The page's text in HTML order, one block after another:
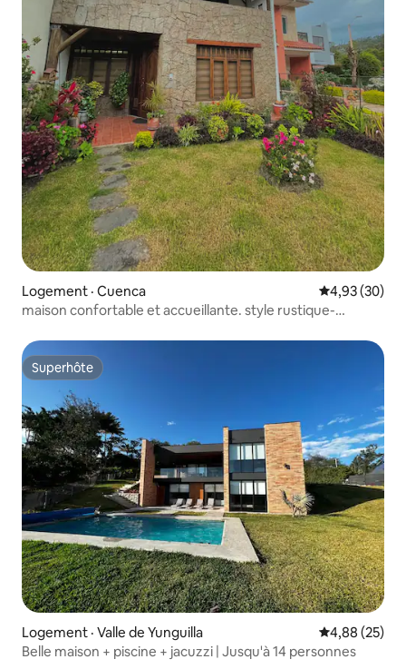
Logement · Cuenca Note
4,93 (30)
maison confortable et accueillante. style rustique-
Superhôte
Superhôte
Logement · Valle de Yunguilla Note
4,88 (25)
Belle maison + piscine + jacuzzi | Jusqu'à 14 personnes